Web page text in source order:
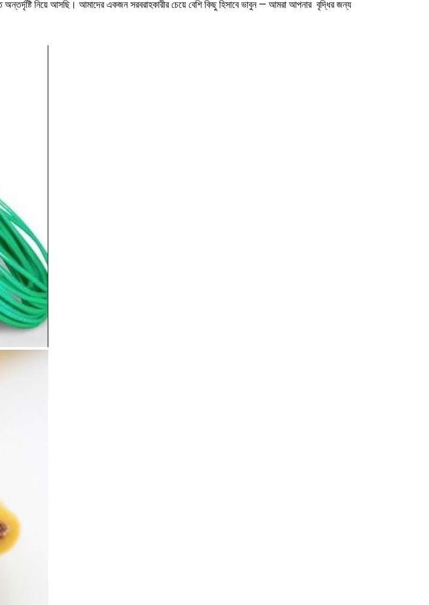
নিয়ে আসছি। আমাদের একজন সরবরাহকারীর চেয়ে বেশি কিছু হিসাবে ভাবুন — আমরা আপনার বৃদ্ধির জন্য